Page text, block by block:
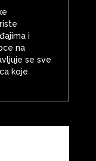
i
na
se sve
koje